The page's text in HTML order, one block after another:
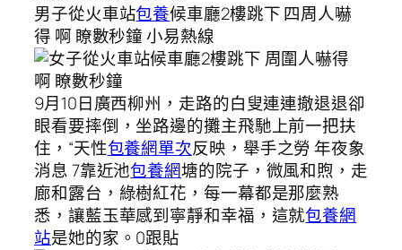
男子從火車站包養候車廳2樓跳下 四周人嚇
得 啊 瞭數秒鐘 小易熱線
9月10日廣西柳州，走路的白叟連連撤退退卻
眼看要摔倒，坐路邊的攤主飛馳上前一把扶
住，“天性包養網單次反映，舉手之勞 年夜象
消息 7靠近池包養網塘的院子，微風和煦，走
廊和露台，綠樹紅花，每一幕都是那麼熟
悉，讓藍玉華感到寧靜和幸福，這就包養網
站是她的家。0跟貼